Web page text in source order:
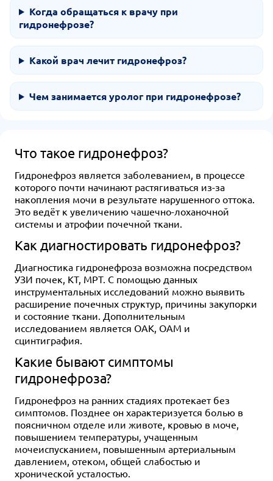
Когда обращаться к врачу при
гидронефрозе?
Какой врач лечит гидронефроз?
Чем занимается уролог при гидронефрозе?
Что такое гидронефроз?
Гидронефроз является заболеванием, в процессе
которого почти начинают растягиваться из-за
накопления мочи в результате нарушенного оттока.
Это ведёт к увеличению чашечно-лоханочной
системы и атрофии почечной ткани.
Как диагностировать гидронефроз?
Диагностика гидронефроза возможна посредством
УЗИ почек, КТ, МРТ. С помощью данных
инструментальных исследований можно выявить
расширение почечных структур, причины закупорки
и состояние ткани. Дополнительным
исследованием является ОАК, ОАМ и
сцинтиграфия.
Какие бывают симптомы
гидронефроза?
Гидронефроз на ранних стадиях протекает без
симптомов. Позднее он характеризуется болью в
поясничном отделе или животе, кровью в моче,
повышением температуры, учащенным
мочеиспусканием, повышенным артериальным
давлением, отеком, общей слабостью и
хронической усталостью.